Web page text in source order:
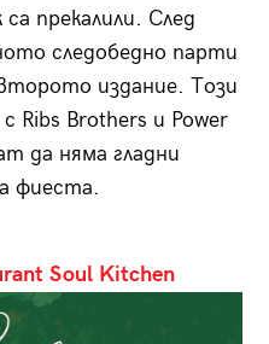
прекалили. След
следобедно парти
издание. Този
Ribs Brothers и Power
да няма гладни
фиеста.
Soul Kitchen